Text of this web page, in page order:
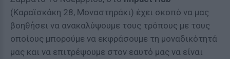
(Καραϊσκάκη 28, Μοναστηράκι) έχει σκοπό να μας
βοηθήσει να ανακαλύψουμε τους τρόπους με τους
οποίους μπορούμε να εκφράσουμε τη μοναδικότητά
μας και να επιτρέψουμε στον εαυτό μας να είναι